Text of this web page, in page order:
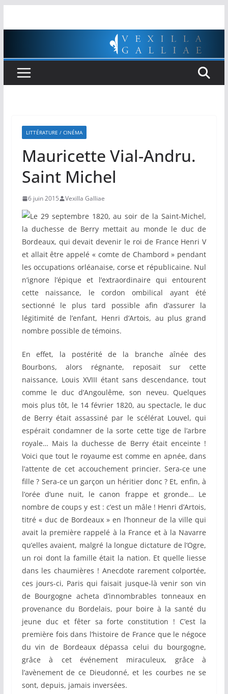
LITTÉRATURE / CINÉMA
Mauricette Vial-Andru.
Saint Michel
6 juin 2015 Vexilla Galliae
Le 29 septembre 1820, au soir de la Saint-Michel,
la duchesse de Berry mettait au monde le duc de
Bordeaux, qui devait devenir le roi de France Henri V
et allait être appelé « comte de Chambord » pendant
les occupations orléanaise, corse et républicaine. Nul
n’ignore l’épique et l’extraordinaire qui entourent
cette naissance, le cordon ombilical ayant été
sectionné le plus tard possible afin d’assurer la
légitimité de l’enfant, Henri d’Artois, au plus grand
nombre possible de témoins.
En effet, la postérité de la branche aînée des
Bourbons, alors régnante, reposait sur cette
naissance, Louis XVIII étant sans descendance, tout
comme le duc d’Angoulême, son neveu. Quelques
mois plus tôt, le 14 février 1820, au spectacle, le duc
de Berry était assassiné par le scélérat Louvel, qui
espérait condamner de la sorte cette tige de l’arbre
royale… Mais la duchesse de Berry était enceinte !
Voici que tout le royaume est comme en apnée, dans
l’attente de cet accouchement princier. Sera-ce une
fille ? Sera-ce un garçon un héritier donc ? Et, enfin, à
l’orée d’une nuit, le canon frappe et gronde… Le
nombre de coups y est : c’est un mâle ! Henri d’Artois,
titré « duc de Bordeaux » en l’honneur de la ville qui
avait la première rappelé à la France et à la Navarre
qu’elles avaient, malgré la longue dictature de l’Ogre,
un roi dont la famille était la nation. Et quelle liesse
dans les chaumières ! Anecdote rarement colportée,
ces jours-ci, Paris qui faisait jusque-là venir son vin
de Bourgogne acheta d’innombrables tonneaux en
provenance du Bordelais, pour boire à la santé du
jeune duc et fêter sa forte constitution ! C’est la
première fois dans l’histoire de France que le négoce
du vin de Bordeaux dépassa celui du bourgogne,
grâce à cet événement miraculeux, grâce à
l’avènement de ce Dieudonné, et les courbes ne se
sont, depuis, jamais inversées.